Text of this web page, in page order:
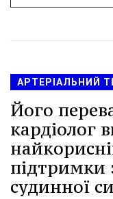
АРТЕРІАЛЬНИЙ
Його
кардіолог
підтримки
судинної